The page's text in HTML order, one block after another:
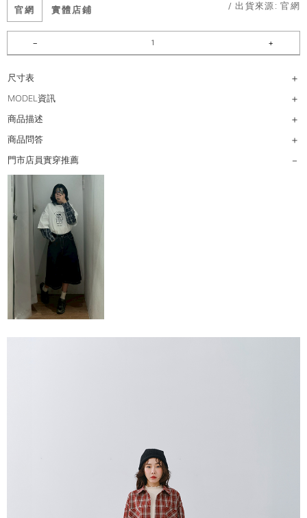
官網 實體店鋪 / 出貨來源:官網
尺寸表
MODEL資訊
商品描述
商品問答
門市店員實穿推薦